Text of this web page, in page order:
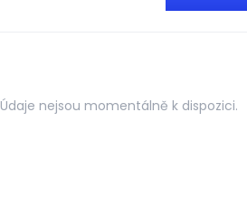
Údaje nejsou momentálně k dispozici.